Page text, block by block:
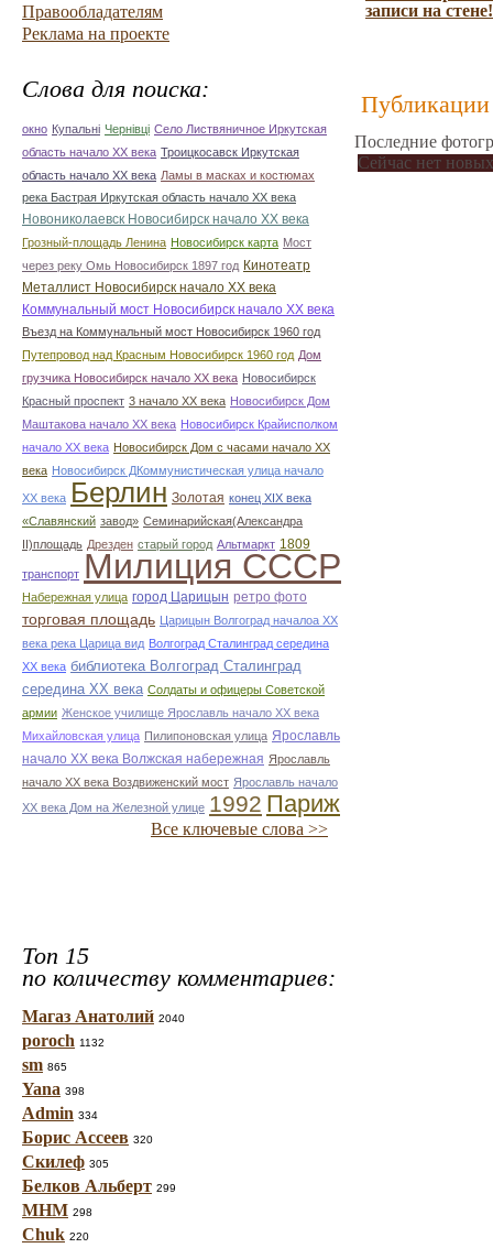
Правообладателям
Реклама на проекте
Слова для поиска:
окно Купальні Чернівці Село Листвяничное Иркутская
область начало ХХ века Троицкосавск Иркутская
область начало ХХ века Ламы в масках и костюмах
река Бастрая Иркутская область начало ХХ века
Новониколаевск Новосибирск начало ХХ века
Грозный-площадь Ленина Новосибирск карта Мост
через реку Омь Новосибирск 1897 год Кинотеатр
Металлист Новосибирск начало ХХ века
Коммунальный мост Новосибирск начало ХХ века
Въезд на Коммунальный мост Новосибирск 1960 год
Путепровод над Красным Новосибирск 1960 год Дом
грузчика Новосибирск начало ХХ века Новосибирск
Красный проспект 3 начало ХХ века Новосибирск Дом
Маштакова начало ХХ века Новосибирск Крайисполком
начало ХХ века Новосибирск Дом с часами начало ХХ
века Новосибирск ДКоммунистическая улица начало
ХХ века Берлин Золотая конец ХІХ века
«Славянский завод» Семинарийская(Александра
II)площадь Дрезден старый город Альтмаркт 1809
транспорт Милиция СССР
Набережная улица город Царицын ретро фото
торговая площадь Царицын Волгоград началоа ХХ
века река Царица вид Волгоград Сталинград середина
ХХ века библиотека Волгоград Сталинград
середина ХХ века Солдаты и офицеры Советской
армии Женское училище Ярославль начало ХХ века
Михайловская улица Пилипоновская улица Ярославль
начало ХХ века Волжская набережная Ярославль
начало ХХ века Воздвиженский мост Ярославль начало
ХХ века Дом на Железной улице 1992 Париж
Все ключевые слова >>
Топ 15
по количеству комментариев:
Магаз Анатолий 2040
poroch 1132
sm 865
Yana 398
Admin 334
Борис Ассеев 320
Скилеф 305
Белков Альберт 299
МНМ 298
Chuk 220
записи на стене!
Публикации
Последние
Сейчас нет